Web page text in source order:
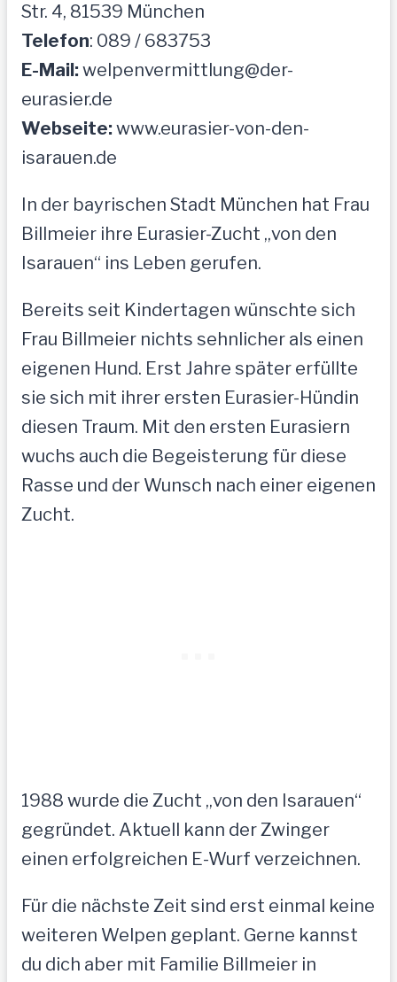
Str. 4, 81539 München
Telefon: 089 / 683753
E-Mail:welpenvermittlung@der-
eurasier.de
Webseite:www.eurasier-von-den-
isarauen.de
In der bayrischen Stadt München hat Frau
Billmeier ihre Eurasier-Zucht „von den
Isarauen“ ins Leben gerufen.
Bereits seit Kindertagen wünschte sich
Frau Billmeier nichts sehnlicher als einen
eigenen Hund. Erst Jahre später erfüllte
sie sich mit ihrer ersten Eurasier-Hündin
diesen Traum. Mit den ersten Eurasiern
wuchs auch die Begeisterung für diese
Rasse und der Wunsch nach einer eigenen
Zucht.
1988 wurde die Zucht „von den Isarauen“
gegründet. Aktuell kann der Zwinger
einen erfolgreichen E-Wurf verzeichnen.
Für die nächste Zeit sind erst einmal keine
weiteren Welpen geplant. Gerne kannst
du dich aber mit Familie Billmeier in